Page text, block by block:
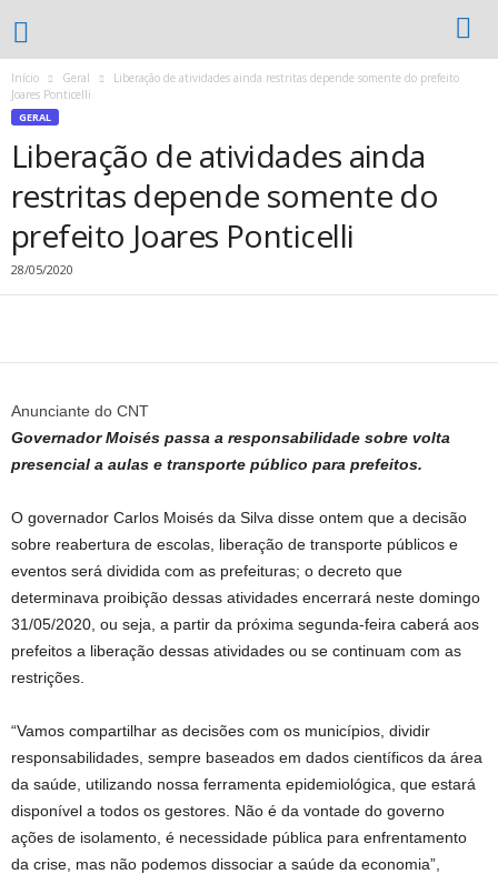
Início Geral
Liberação de atividades ainda restritas depende somente do prefeito
Joares Ponticelli
GERAL
Liberação de atividades ainda
restritas depende somente do
prefeito Joares Ponticelli
28/05/2020
Anunciante do CNT
Governador Moisés passa a responsabilidade sobre volta
presencial a aulas e transporte público para prefeitos.
O governador Carlos Moisés da Silva disse ontem que a decisão
sobre reabertura de escolas, liberação de transporte públicos e
eventos será dividida com as prefeituras; o decreto que
determinava proibição dessas atividades encerrará neste domingo
31/05/2020, ou seja, a partir da próxima segunda-feira caberá aos
prefeitos a liberação dessas atividades ou se continuam com as
restrições.
“Vamos compartilhar as decisões com os municípios, dividir
responsabilidades, sempre baseados em dados científicos da área
da saúde, utilizando nossa ferramenta epidemiológica, que estará
disponível a todos os gestores. Não é da vontade do governo
ações de isolamento, é necessidade pública para enfrentamento
da crise, mas não podemos dissociar a saúde da economia”,